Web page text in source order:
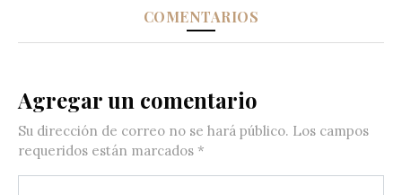
COMENTARIOS
Agregar un comentario
Su dirección de correo no se hará público. Los campos
requeridos están marcados *